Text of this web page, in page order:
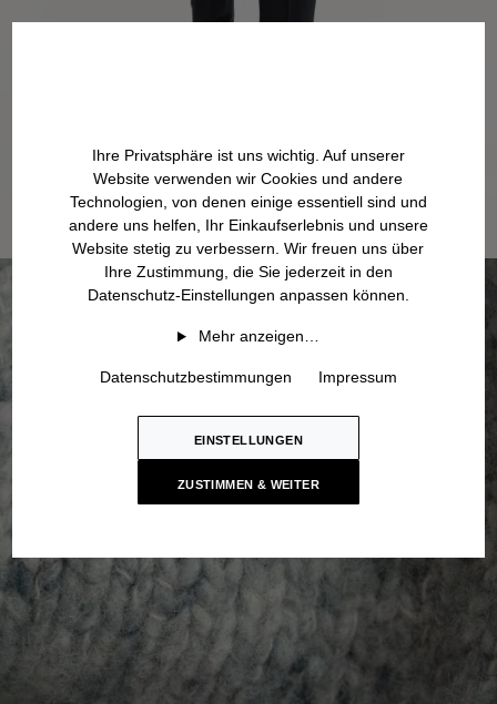
Ihre Privatsphäre ist uns wichtig. Auf unserer
Website verwenden wir Cookies und andere
Technologien, von denen einige essentiell sind und
andere uns helfen, Ihr Einkaufserlebnis und unsere
Website stetig zu verbessern. Wir freuen uns über
Ihre Zustimmung, die Sie jederzeit in den
Datenschutz-Einstellungen anpassen können.
Mehr anzeigen…
Datenschutzbestimmungen Impressum
EINSTELLUNGEN
ZUSTIMMEN & WEITER